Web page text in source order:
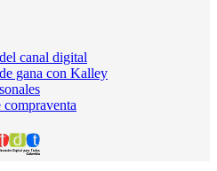
canal digital
gana con Kalley